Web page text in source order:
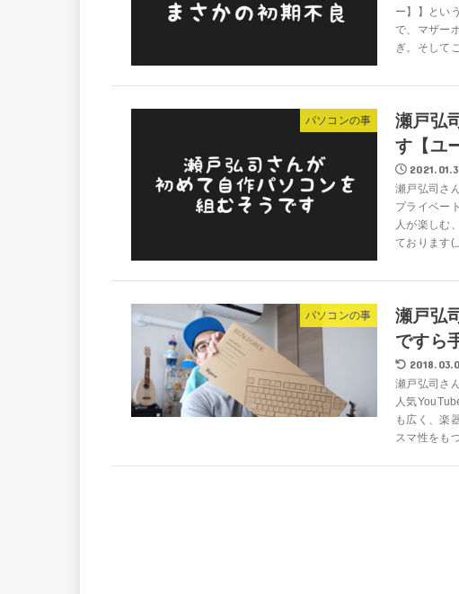
ー】】とい
で、マザー
ぎ。そして
パソコンの事
瀬戸弘
す【ユ
瀬戸弘司さ
プライベー
人が楽しむ
ております(
パソコンの事
瀬戸弘
ですら
瀬戸弘司さ
人気
も広く、楽
スマ性をも